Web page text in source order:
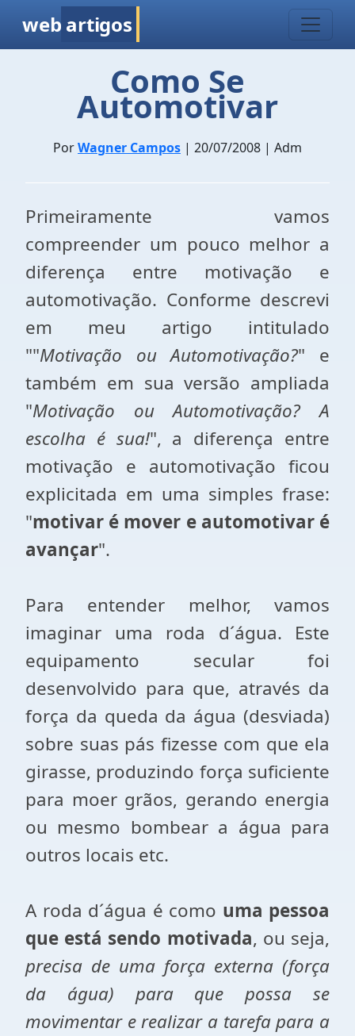
web artigos
Como Se
Automotivar
PorWagner Campos | 20/07/2008 | Adm
Primeiramente vamos
compreender um pouco melhor a
diferença entre motivação e
automotivação. Conforme descrevi
em meu artigo intitulado
""Motivação ou Automotivação?" e
também em sua versão ampliada
"Motivação ou Automotivação? A
escolha é sua!", a diferença entre
motivação e automotivação ficou
explicitada em uma simples frase:
"motivar é mover e automotivar é
avançar".
Para entender melhor, vamos
imaginar uma roda d´água. Este
equipamento secular foi
desenvolvido para que, através da
força da queda da água (desviada)
sobre suas pás fizesse com que ela
girasse, produzindo força suficiente
para moer grãos, gerando energia
ou mesmo bombear a água para
outros locais etc.
A roda d´água é como uma pessoa
que está sendo motivada, ou seja,
precisa de uma força externa (força
da água) para que possa se
movimentar e realizar a tarefa para a